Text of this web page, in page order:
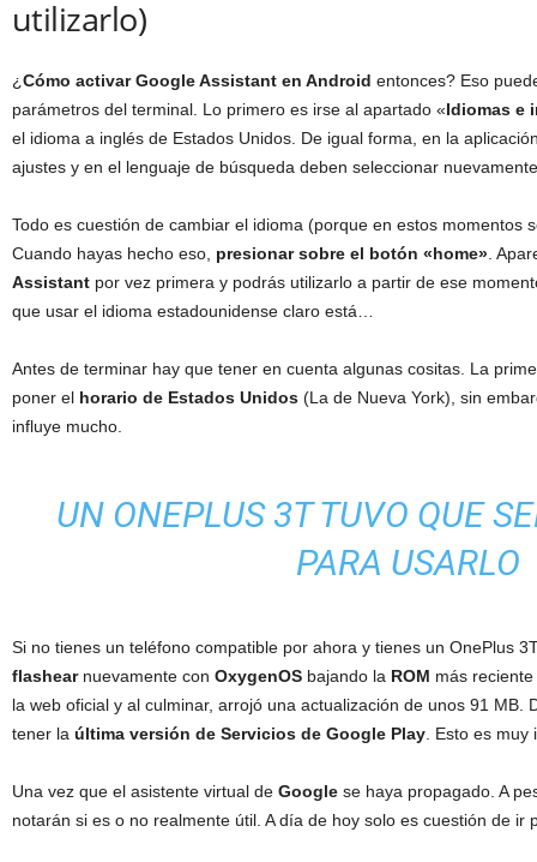
utilizarlo)
¿Cómo activar Google Assistant en Android entonces? Eso
parámetros del terminal. Lo primero es irse al apartado «Idiomas e
el idioma a inglés de Estados Unidos. De igual forma, en la
ajustes y en el lenguaje de búsqueda deben seleccionar nuevamente
Todo es cuestión de cambiar el idioma (porque en estos momentos
Cuando hayas hecho eso, presionar sobre el botón «home» .
Assistant por vez primera y podrás utilizarlo a partir de ese
que usar el idioma estadounidense claro está…
Antes de terminar hay que tener en cuenta algunas cositas. La
poner el horario de Estados Unidos (La de Nueva York), sin
influye mucho.
UN ONEPLUS 3T TUVO QUE
PARA USARLO
Si no tienes un teléfono compatible por ahora y tienes un OnePlus
flashearnuevamente con OxygenOS bajando la ROM más
la web oficial y al culminar, arrojó una actualización de unos 91 MB.
tener la última versión de Servicios de Google Play . Esto es
Una vez que el asistente virtual de Google se haya propagado. A
notarán si es o no realmente útil. A día de hoy solo es cuestión de ir